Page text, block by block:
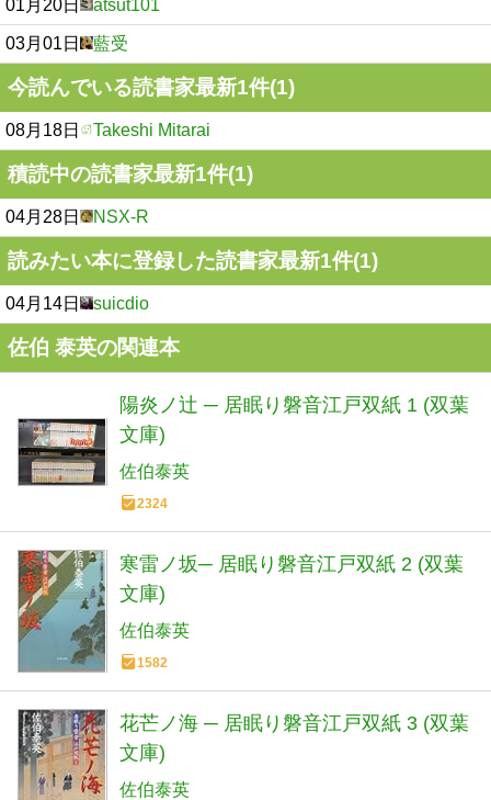
01月20日 atsut101
03月01日 藍受
今読んでいる読書家最新1件(1)
08月18日 Takeshi Mitarai
積読中の読書家最新1件(1)
04月28日 NSX-R
読みたい本に登録した読書家最新1件(1)
04月14日 suicdio
佐伯 泰英の関連本
陽炎ノ辻 ─ 居眠り磐音江戸双紙 1 (双葉
文庫)
佐伯泰英
2324
寒雷ノ坂─ 居眠り磐音江戸双紙 2 (双葉
文庫)
佐伯泰英
1582
花芒ノ海 ─ 居眠り磐音江戸双紙 3 (双葉
文庫)
佐伯泰英